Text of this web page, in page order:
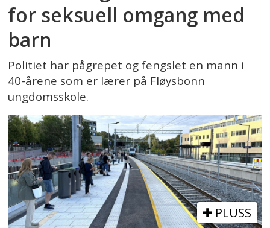
for seksuell omgang med
barn
Politiet har pågrepet og fengslet en mann i
40-årene som er lærer på Fløysbonn
ungdomsskole.
PLUSS